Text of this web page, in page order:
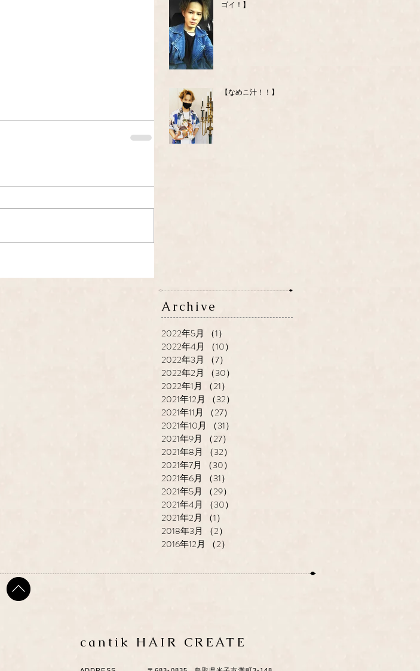
ゴイ！】
【なめこ汁！！】
Archive
2022年5月 （1）
2022年4月
（10）
2022年3月
（7）
2022年2月
（30）
2022年1月
（21）
2021年12月
（32）
2021年11月
（27）
2021年10月
（31）
2021年9月
（27）
2021年8月
（32）
2021年7月
（30）
2021年6月
（31）
2021年5月
（29）
2021年4月
（30）
2021年2月
（1）
2018年3月
（2）
2016年12月
（2）
cantik HAIR CREATE